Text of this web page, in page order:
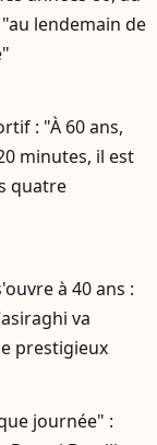
lendemain de
: "À 60 ans,
minutes, il est
quatre
à 40 ans :
va
prestigieux
journée" :